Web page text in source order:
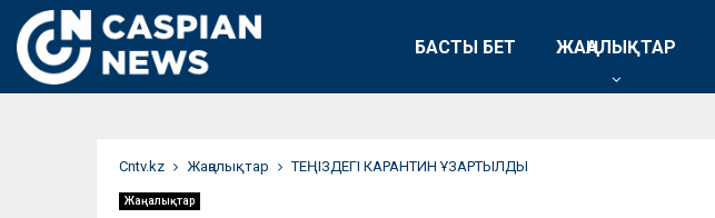
БАСТЫ БЕТ ЖАҢАЛЫҚТАР
Сntv.kz Жаңалықтар ТЕҢІЗДЕГІ КАРАНТИН ҰЗАРТЫЛДЫ
Жаңалықтар